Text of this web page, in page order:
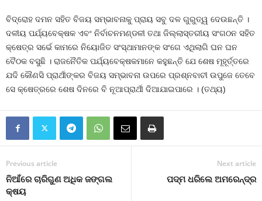
ବିଦ୍ରୋହ ଦମନ ସହିତ ବିଜୟ ସମ୍ଭାବନାକୁ ପ୍ରାୟ ସବୁ ଦଳ ଗୁରୁତ୍ୱ ଦେଉଛନ୍ତି ।
ଦଳୀୟ ପର୍ଯ୍ୟବେକ୍ଷକ ଏବଂ ନିର୍ବାଚନମଣ୍ଡଳୀ ତଥା ଜିଲ୍ଲାସ୍ତରୀୟ ସଂଗଠନ ସହିତ
କ୍ଷେତ୍ର ସର୍ଭେ କାମରେ ନିୟୋଜିତ ସଂସ୍ଥାମାନଙ୍କ ସଂଗେ ଏଥିଲାଗି ଘନ ଘନ
ବୈଠକ ବସୁଛି । ରାଜନୈତିକ ପର୍ଯ୍ୟବେକ୍ଷକମାନେ କହୁଛନ୍ତି ଯେ ଶେଷ ମୂହୂର୍ତ୍ତରେ
ଯଦି କୌଣସି ପ୍ରାର୍ଥୀଙ୍କର ବିଜୟ ସମ୍ଭାବନା ଉପରେ ପ୍ରଶ୍ନବାଚୀ ଉପୁଜେ ତେବେ
ସେ କ୍ଷେତ୍ରରେ ଶେଷ ଦିନରେ ବି ନୂଆପ୍ରାର୍ଥୀ ଦିଆଯାଇପାରେ । (ତଥ୍ୟ)
Previous article
ନିଆଁରେ ଚାରିଗୁଣ ଅଧିକ ଜଙ୍ଗଲ
କ୍ଷୟ
Next article
ପଦ୍ମ ଧରିଲେ ଅମରେନ୍ଦ୍ର